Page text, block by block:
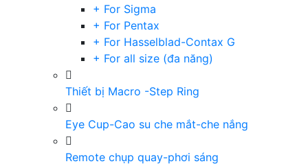
+ For Sigma
+ For Pentax
+ For Hasselblad-Contax G
+ For all size (đa năng)
Thiết bị Macro -Step Ring
Eye Cup-Cao su che mắt-che nắng
Remote chụp quay-phơi sáng